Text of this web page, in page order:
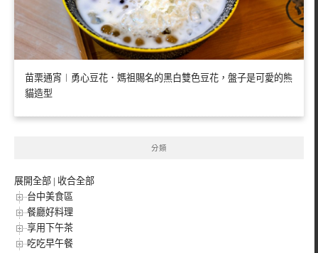
苗栗通宵︱勇心豆花．媽祖賜名的黑白雙色豆花，盤子是可愛的熊
貓造型
分類
展開全部 | 收合全部
台中美食區
餐廳好料理
享用下午茶
吃吃早午餐